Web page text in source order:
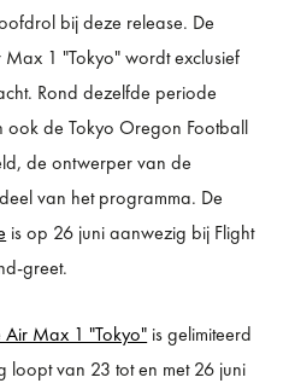
bij deze release. De
1 "Tokyo" wordt exclusief
Rond dezelfde periode
de Tokyo Oregon Football
de ontwerper van de
van het programma. De
is op 26 juni aanwezig bij Flight
greet.
Air Max 1 "Tokyo" is gelimiteerd
loopt van 23 tot en met 26 juni